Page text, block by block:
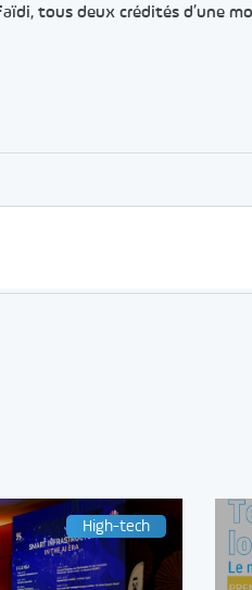
tous deux crédités d’une
High-tech